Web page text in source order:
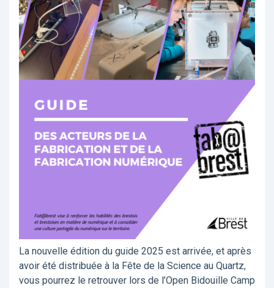
La nouvelle édition du guide 2025 est arrivée, et après
avoir été distribuée à la Fête de la Science au Quartz,
vous pourrez le retrouver lors de l’Open Bidouille Camp